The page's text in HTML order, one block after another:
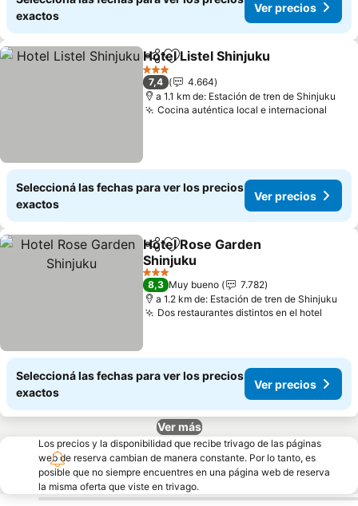
exactos
Ver precios
CompartirAñadir a favoritos
Hotel Listel Shinjuku
3 Estrellas
7,4
4.664
a 1.1 km de: Estación de tren de Shinjuku
Cocina auténtica local e internacional
Seleccioná las fechas para ver los precios
exactos
Ver precios
CompartirAñadir a favoritos
Hotel Rose Garden
Shinjuku
3 Estrellas
8,3 Muy bueno
7.782
a 1.2 km de: Estación de tren de Shinjuku
Dos restaurantes distintos en el hotel
Seleccioná las fechas para ver los precios
exactos
Ver precios
Ver más
Los precios y la disponibilidad que recibe trivago de las páginas
web de reserva cambian de manera constante. Por lo tanto, es
posible que no siempre encuentres en una página web de reserva
la misma oferta que viste en trivago.